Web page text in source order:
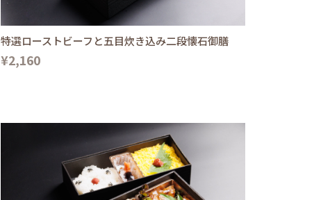
特選ローストビーフと五目炊き込み二段懐石御膳
¥2,160